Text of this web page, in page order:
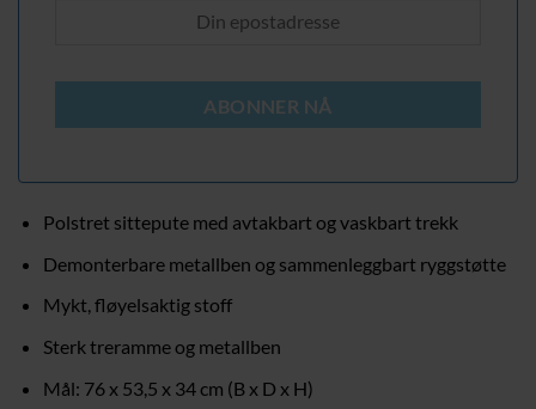
ABONNER NÅ
Polstret sittepute med avtakbart og vaskbart trekk
Demonterbare metallben og sammenleggbart ryggstøtte
Mykt, fløyelsaktig stoff
Sterk treramme og metallben
Mål: 76 x 53,5 x 34 cm (B x D x H)